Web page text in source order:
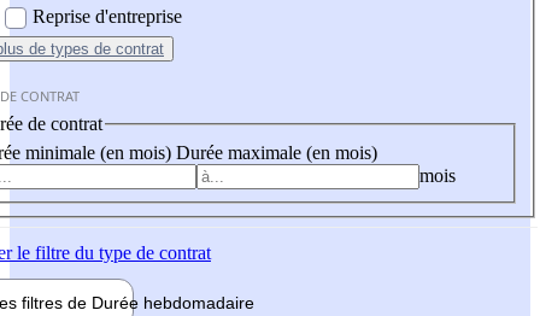
Reprise d'entreprise
de types de contrat
CONTRAT
de contrat
minimale (en mois) Durée maximale (en mois)
mois
le filtre du type de contrat
filtres de Durée hebdomadaire